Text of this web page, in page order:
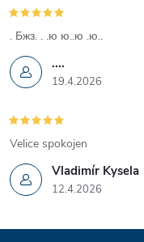
d
a
c
í
p
r
....
19.4.2026
. Бжз. . .ю ю..ю .ю..
Vladimír Kysela
12.4.2026
Velice spokojen